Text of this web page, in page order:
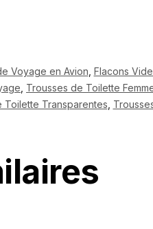
Voyage en Avion Flacons
Trousses de Toilette
Toilette Transparentes